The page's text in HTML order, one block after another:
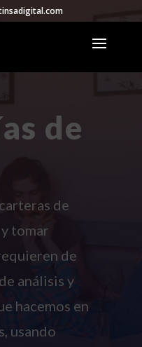
de
de
tomar
de
análisis y
hacemos en
usando